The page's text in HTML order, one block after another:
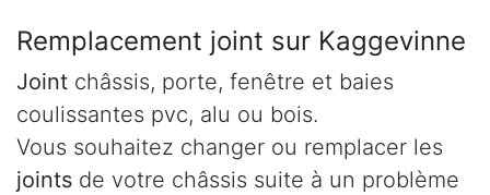
Remplacement joint sur Kaggevinne
Joint châssis, porte, fenêtre et baies
coulissantes pvc, alu ou bois.
Vous souhaitez changer ou remplacer les
joints de votre châssis suite à un problème